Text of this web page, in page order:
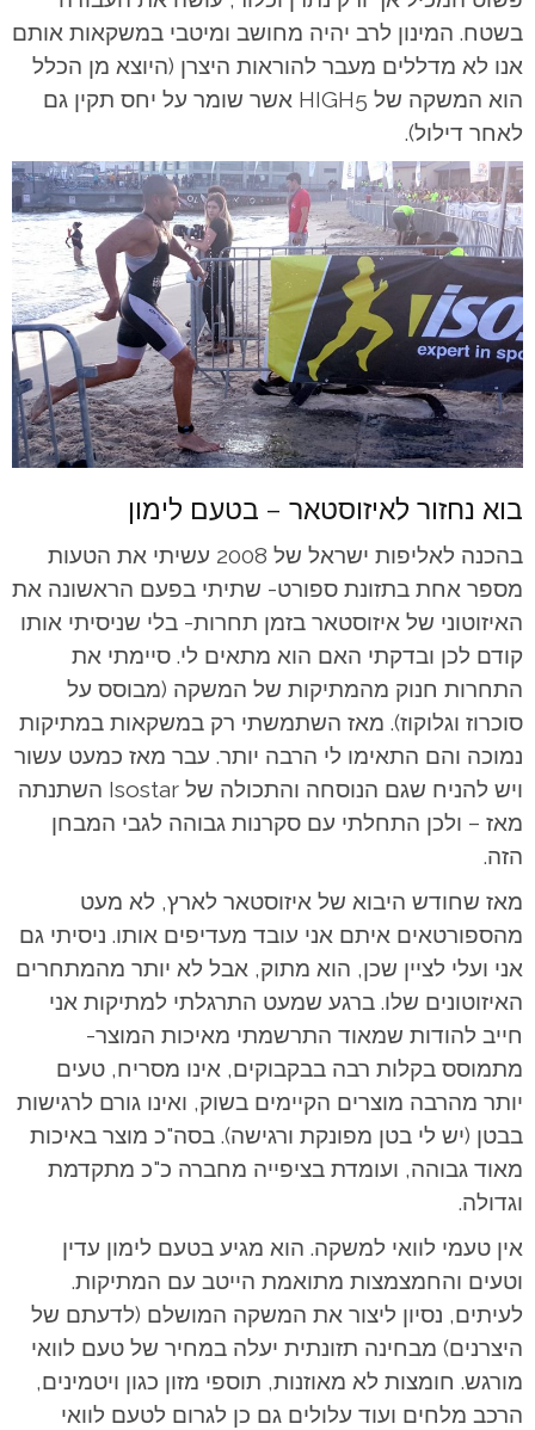
בשטח. המינון לרב יהיה מחושב ומיטבי במשקאות אותם
אנו לא מדללים מעבר להוראות היצרן (היוצא מן הכלל
הוא המשקה של HIGH5 אשר שומר על יחס תקין גם
לאחר דילול).
בוא נחזור לאיזוסטאר – בטעם לימון
בהכנה לאליפות ישראל של 2008 עשיתי את הטעות
מספר אחת בתזונת ספורט- שתיתי בפעם הראשונה את
האיזוטוני של איזוסטאר בזמן תחרות- בלי שניסיתי אותו
קודם לכן ובדקתי האם הוא מתאים לי. סיימתי את
התחרות חנוק מהמתיקות של המשקה (מבוסס על
סוכרוז וגלוקוז). מאז השתמשתי רק במשקאות במתיקות
נמוכה והם התאימו לי הרבה יותר. עבר מאז כמעט עשור
ויש להניח שגם הנוסחה והתכולה של Isostar השתנתה
מאז – ולכן התחלתי עם סקרנות גבוהה לגבי המבחן
הזה.
מאז שחודש היבוא של איזוסטאר לארץ, לא מעט
מהספורטאים איתם אני עובד מעדיפים אותו. ניסיתי גם
אני ועלי לציין שכן, הוא מתוק, אבל לא יותר מהמתחרים
האיזוטונים שלו. ברגע שמעט התרגלתי למתיקות אני
חייב להודות שמאוד התרשמתי מאיכות המוצר-
מתמוסס בקלות רבה בבקבוקים, אינו מסריח, טעים
יותר מהרבה מוצרים הקיימים בשוק, ואינו גורם לרגישות
בבטן (יש לי בטן מפונקת ורגישה). בסה"כ מוצר באיכות
מאוד גבוהה, ועומדת בציפייה מחברה כ"כ מתקדמת
וגדולה.
אין טעמי לוואי למשקה. הוא מגיע בטעם לימון עדין
וטעים והחמצמצות מתואמת הייטב עם המתיקות.
לעיתים, נסיון ליצור את המשקה המושלם (לדעתם של
היצרנים) מבחינה תזונתית יעלה במחיר של טעם לוואי
מורגש. חומצות לא מאוזנות, תוספי מזון כגון ויטמינים,
הרכב מלחים ועוד עלולים גם כן לגרום לטעם לוואי